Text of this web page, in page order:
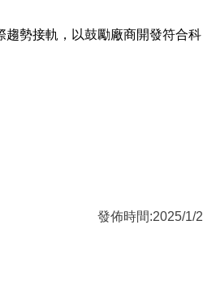
趨勢接軌，以鼓勵廠商開發符合科
發佈時間:2025/1/2